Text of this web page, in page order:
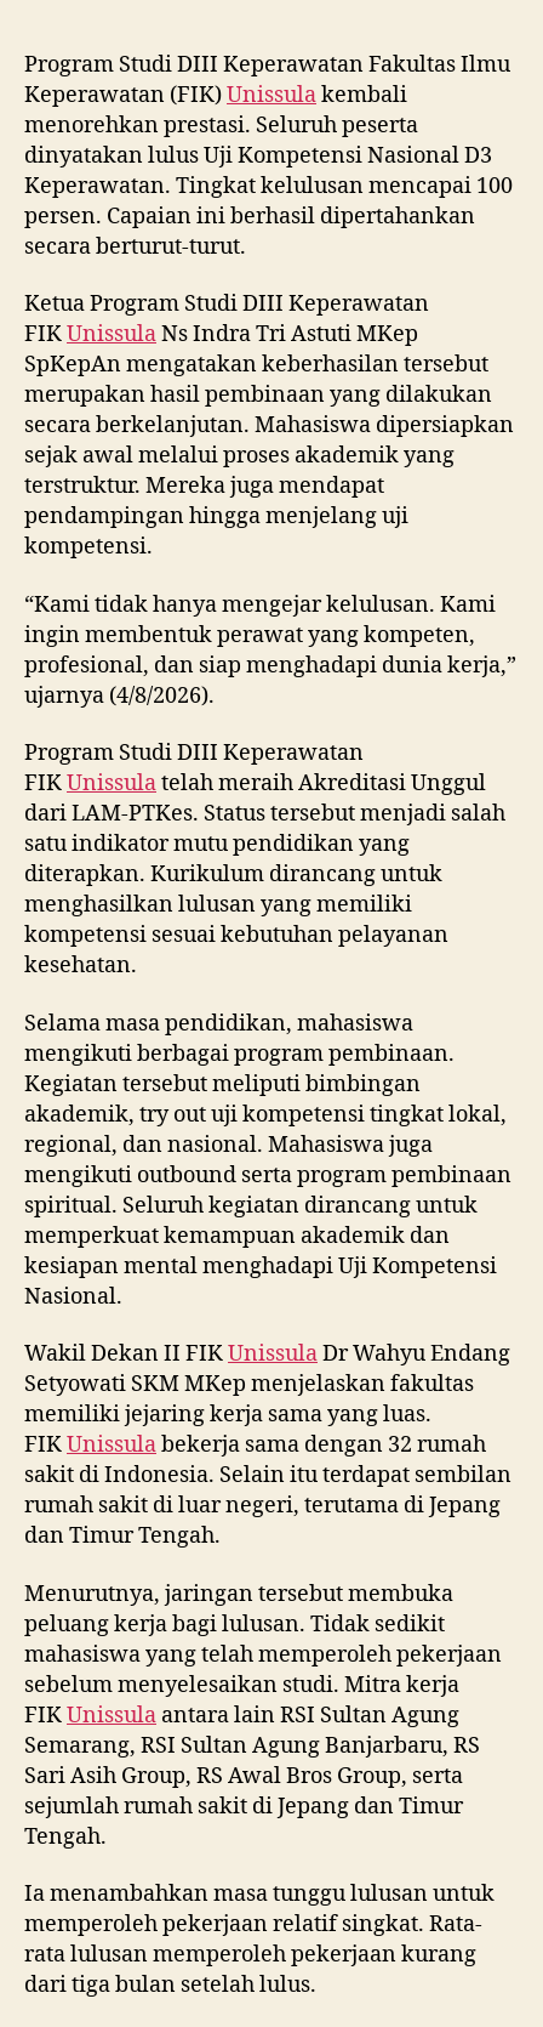
Program Studi DIII Keperawatan Fakultas Ilmu
Keperawatan (FIK)Unissulakembali
menorehkan prestasi. Seluruh peserta
dinyatakan lulus Uji Kompetensi Nasional D3
Keperawatan. Tingkat kelulusan mencapai 100
persen. Capaian ini berhasil dipertahankan
secara berturut-turut.
Ketua Program Studi DIII Keperawatan
FIKUnissulaNs Indra Tri Astuti MKep
SpKepAn mengatakan keberhasilan tersebut
merupakan hasil pembinaan yang dilakukan
secara berkelanjutan. Mahasiswa dipersiapkan
sejak awal melalui proses akademik yang
terstruktur. Mereka juga mendapat
pendampingan hingga menjelang uji
kompetensi.
“Kami tidak hanya mengejar kelulusan. Kami
ingin membentuk perawat yang kompeten,
profesional, dan siap menghadapi dunia kerja,”
ujarnya (4/8/2026).
Program Studi DIII Keperawatan
FIKUnissulatelah meraih Akreditasi Unggul
dari LAM-PTKes. Status tersebut menjadi salah
satu indikator mutu pendidikan yang
diterapkan. Kurikulum dirancang untuk
menghasilkan lulusan yang memiliki
kompetensi sesuai kebutuhan pelayanan
kesehatan.
Selama masa pendidikan, mahasiswa
mengikuti berbagai program pembinaan.
Kegiatan tersebut meliputi bimbingan
akademik, try out uji kompetensi tingkat lokal,
regional, dan nasional. Mahasiswa juga
mengikuti outbound serta program pembinaan
spiritual. Seluruh kegiatan dirancang untuk
memperkuat kemampuan akademik dan
kesiapan mental menghadapi Uji Kompetensi
Nasional.
Wakil Dekan II FIKUnissulaDr Wahyu Endang
Setyowati SKM MKep menjelaskan fakultas
memiliki jejaring kerja sama yang luas.
FIKUnissulabekerja sama dengan 32 rumah
sakit di Indonesia. Selain itu terdapat sembilan
rumah sakit di luar negeri, terutama di Jepang
dan Timur Tengah.
Menurutnya, jaringan tersebut membuka
peluang kerja bagi lulusan. Tidak sedikit
mahasiswa yang telah memperoleh pekerjaan
sebelum menyelesaikan studi. Mitra kerja
FIKUnissula antara lain RSI Sultan Agung
Semarang, RSI Sultan Agung Banjarbaru, RS
Sari Asih Group, RS Awal Bros Group, serta
sejumlah rumah sakit di Jepang dan Timur
Tengah.
Ia menambahkan masa tunggu lulusan untuk
memperoleh pekerjaan relatif singkat. Rata-
rata lulusan memperoleh pekerjaan kurang
dari tiga bulan setelah lulus.